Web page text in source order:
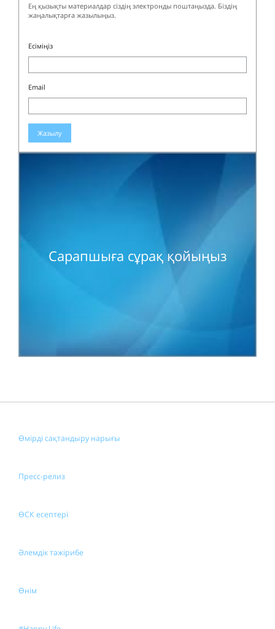
Ең қызықты материалдар сіздің электронды поштаңызда. Біздің
жаңалықтарға жазылыңыз.
Есіміңіз
Email
Жазылу
Сарапшыға сұрақ қойыңыз
Өмірді сақтандыру нарығы
Пресс-релиз
ӨСК есептері
Әлемдік тәжірибе
Өнім